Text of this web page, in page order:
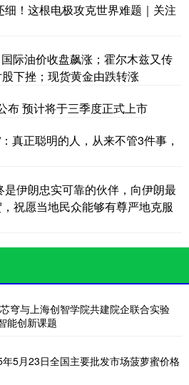
！这根电极攻克世界难题｜关注
际油价收盘飙涨；霍尔木兹又传
下挫；现货黄金由跌转涨
布 预计将于三季度正式上市
真正聪明的人，从来不管3件事，
伊朗忠实可靠的伙伴，向伊朗最
祝愿当地民众能够有尊严地克服
穹与上海创智学院共建院企联合实验
能创新课题
5月23日全国主要批发市场菠萝蜜价格